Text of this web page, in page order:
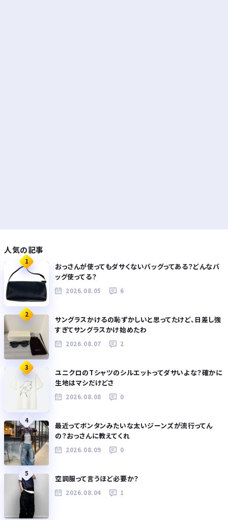
人気の記事
1
おっさんが使ってもダサくないバッグってある？どんなバ
ッグ使ってる？
2026.08.05 6
2
サングラスかけるの恥ずかしいと思ってたけど、日差し強
すぎてサングラスかけ始めたわ
2026.08.07 2
3
ユニクロのTシャツのシルエットってダサいよな？確かに
生地はマシだけどさ
2026.08.08 0
4
最近ってボンタンみたいな太いジーンズが流行ってん
の？おっさんに教えてくれ
2026.08.09 0
5
空調服って言うほど必要か？
2026.08.04 1